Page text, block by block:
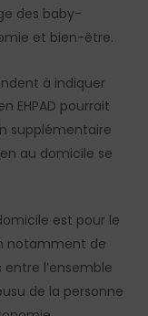
des baby-
et bien-être.
à indiquer
EHPAD pourrait
supplémentaire
au domicile se
est pour le
notamment de
l’ensemble
de la personne